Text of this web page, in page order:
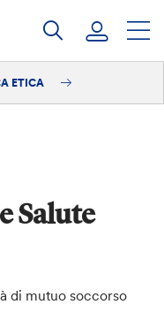
ETICA
Salute
di mutuo soccorso